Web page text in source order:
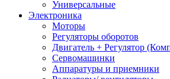
Универсальные
Электроника
Моторы
Регуляторы оборотов
Двигатель + Регулятор
Сервомашинки
Аппаратуры и приемники